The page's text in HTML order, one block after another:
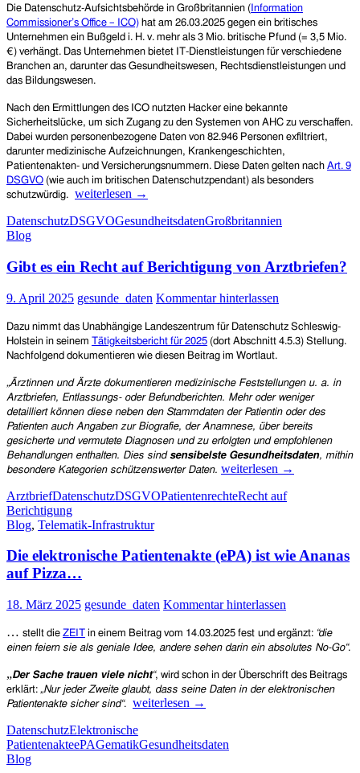
Die Datenschutz-Aufsichtsbehörde in Großbritannien ( Information
Commissioner’s Office – ICO) hat am 26.03.2025 gegen ein britisches
Unternehmen ein Bußgeld i. H. v. mehr als 3 Mio. britische Pfund (= 3,5 Mio.
€) verhängt. Das Unternehmen bietet IT-Dienstleistungen für verschiedene
Branchen an, darunter das Gesundheitswesen, Rechtsdienstleistungen und
das Bildungswesen.
Nach den Ermittlungen des ICO nutzten Hacker eine bekannte
Sicherheitslücke, um sich Zugang zu den Systemen von AHC zu verschaffen.
Dabei wurden personenbezogene Daten von 82.946 Personen exfiltriert,
darunter medizinische Aufzeichnungen, Krankengeschichten,
Patientenakten- und Versicherungsnummern. Diese Daten gelten nach Art. 9
DSGVO (wie auch im britischen Datenschutzpendant) als besonders
schutzwürdig.
Großbritannien:
Dienstleister
vernachlässigt
Sicherheitslücken
–
Bußgeld
i.
H.
3,5
Millionen
Euro
weiterlesen →
DatenschutzDSGVOGesundheitsdatenGroßbritannien
Blog
Gibt es ein Recht auf Berichtigung von Arztbriefen?
9. April 2025 gesunde_daten Kommentar hinterlassen
Dazu nimmt das Unabhängige Landeszentrum für Datenschutz Schleswig-
Holstein in seinem Tätigkeitsbericht für 2025 (dort Abschnitt 4.5.3) Stellung.
Nachfolgend dokumentieren wie diesen Beitrag im Wortlaut.
„Ärztinnen und Ärzte dokumentieren medizinische Feststellungen u. a. in
Arztbriefen, Entlassungs- oder Befundberichten. Mehr oder weniger
detailliert können diese neben den Stammdaten der Patientin oder des
Patienten auch Angaben zur Biografie, der Anamnese, über bereits
gesicherte und vermutete Diagnosen und zu erfolgten und empfohlenen
Behandlungen enthalten. Dies sindsensibelste Gesundheitsdaten, mithin
besondere Kategorien schützenswerter Daten. Gibt
ein
von
weiterlesen →
ArztbriefDatenschutzDSGVOPatientenrechteRecht auf
Berichtigung
Blog, Telematik-Infrastruktur
Die elektronische Patientenakte (ePA) ist wie Ananas
auf Pizza…
18. März 2025 gesunde_daten Kommentar hinterlassen
… stellt die ZEIT in einem Beitrag vom 14.03.2025 fest und ergänzt: “die
einen feiern sie als geniale Idee, andere sehen darin ein absolutes No-Go“.
„Der Sache trauen viele nicht“, wird schon in der Überschrift des Beitrags
erklärt: „Nur jeder Zweite glaubt, dass seine Daten in der elektronischen
Patientenakte sicher sind“.
Die
Patientenakte
(ePA)
weiterlesen →
DatenschutzElektronische
PatientenakteePAGematikGesundheitsdaten
Blog